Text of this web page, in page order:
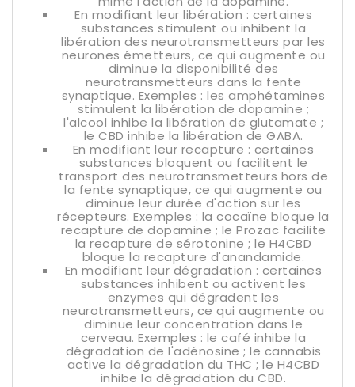
En modifiant leur libération : certaines
substances stimulent ou inhibent la
libération des neurotransmetteurs par les
neurones émetteurs, ce qui augmente ou
diminue la disponibilité des
neurotransmetteurs dans la fente
synaptique. Exemples : les amphétamines
stimulent la libération de dopamine ;
l'alcool inhibe la libération de glutamate ;
le CBD inhibe la libération de GABA.
En modifiant leur recapture : certaines
substances bloquent ou facilitent le
transport des neurotransmetteurs hors de
la fente synaptique, ce qui augmente ou
diminue leur durée d'action sur les
récepteurs. Exemples : la cocaïne bloque la
recapture de dopamine ; le Prozac facilite
la recapture de sérotonine ; le H4CBD
bloque la recapture d'anandamide.
En modifiant leur dégradation : certaines
substances inhibent ou activent les
enzymes qui dégradent les
neurotransmetteurs, ce qui augmente ou
diminue leur concentration dans le
cerveau. Exemples : le café inhibe la
dégradation de l'adénosine ; le cannabis
active la dégradation du THC ; le H4CBD
inhibe la dégradation du CBD.